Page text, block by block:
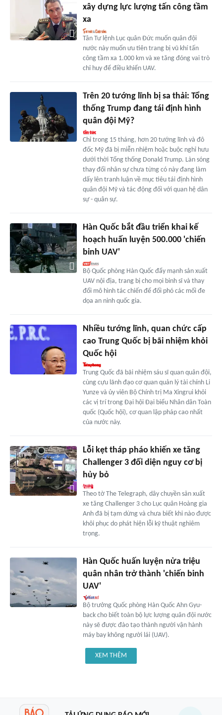
xây dựng lực lượng tấn công tầm
xa
Tân Tư lệnh Lục quân Đức muốn quân đội
nước này muốn ưu tiên trang bị vũ khí tấn
công tầm xa 1.000 km và xe tăng đóng vai trò
chỉ huy để điều khiển UAV.
Trên 20 tướng lĩnh bị sa thải: Tổng
thống Trump đang tái định hình
quân đội Mỹ?
Chỉ trong 15 tháng, hơn 20 tướng lĩnh và đô
đốc Mỹ đã bị miễn nhiệm hoặc buộc nghỉ hưu
dưới thời Tổng thống Donald Trump. Làn sóng
thay đổi nhân sự chưa từng có này đang làm
dấy lên tranh luận về mục tiêu tái định hình
quân đội Mỹ và tác động đối với quan hệ dân
sự - quân sự.
Hàn Quốc bắt đầu triển khai kế
hoạch huấn luyện 500.000 'chiến
binh UAV'
Bộ Quốc phòng Hàn Quốc đẩy mạnh sản xuất
UAV nội địa, trang bị cho mọi binh sĩ và thay
đổi mô hình tác chiến để đối phó các mối đe
dọa an ninh quốc gia.
Nhiều tướng lĩnh, quan chức cấp
cao Trung Quốc bị bãi nhiệm khỏi
Quốc hội
Trung Quốc đã bãi nhiệm sáu sĩ quan quân đội,
cùng cựu lãnh đạo cơ quan quản lý tài chính Li
Yunze và ủy viên Bộ Chính trị Ma Xingrui khỏi
các vị trí trong Đại hội Đại biểu Nhân dân Toàn
quốc (Quốc hội), cơ quan lập pháp cao nhất
của nước này.
Lỗi kẹt tháp pháo khiến xe tăng
Challenger 3 đối diện nguy cơ bị
hủy bỏ
Theo tờ The Telegraph, dây chuyền sản xuất
xe tăng Challenger 3 cho Lục quân Hoàng gia
Anh đã bị tạm dừng và chưa biết khi nào được
khôi phục do phát hiện lỗi kỹ thuật nghiêm
trọng.
Hàn Quốc huấn luyện nửa triệu
quân nhân trở thành 'chiến binh
UAV'
Bộ trưởng Quốc phòng Hàn Quốc Ahn Gyu-
back cho biết toàn bộ lực lượng quân đội nước
này sẽ được đào tạo thành người vận hành
máy bay không người lái (UAV).
XEM THÊM